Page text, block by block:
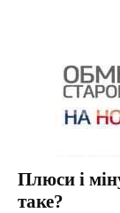
Плюси і
таке?